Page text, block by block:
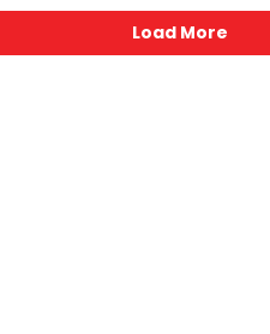
Load More